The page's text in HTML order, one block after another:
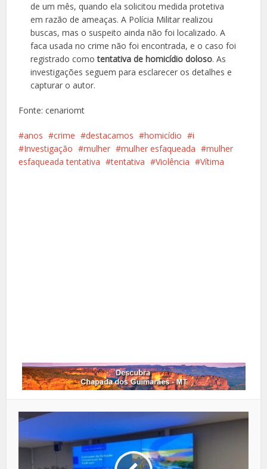
de um mês, quando ela solicitou medida protetiva
em razão de ameaças. A Polícia Militar realizou
buscas, mas o suspeito ainda não foi localizado. A
faca usada no crime não foi encontrada, e o caso foi
registrado comotentativa de homicídio doloso. As
investigações seguem para esclarecer os detalhes e
capturar o autor.
Fonte: cenariomt
anos crime destacamos homicídio
i
Investigação
mulher mulher esfaqueada
mulher
esfaqueada tentativa
tentativa Violência Vítima